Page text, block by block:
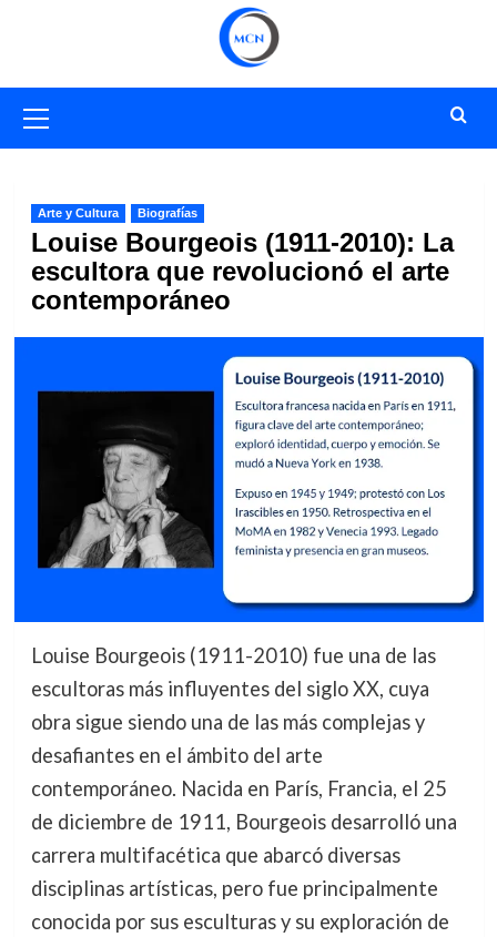
primario
Arte y Cultura Biografías
Louise Bourgeois (1911-2010): La
escultora que revolucionó el arte
contemporáneo
Louise Bourgeois (1911-2010) fue una de las
escultoras más influyentes del siglo XX, cuya
obra sigue siendo una de las más complejas y
desafiantes en el ámbito del arte
contemporáneo. Nacida en París, Francia, el 25
de diciembre de 1911, Bourgeois desarrolló una
carrera multifacética que abarcó diversas
disciplinas artísticas, pero fue principalmente
conocida por sus esculturas y su exploración de